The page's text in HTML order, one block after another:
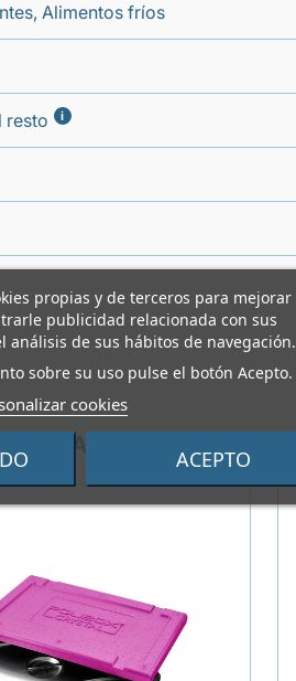
propias y de terceros para mejorar
publicidad relacionada con sus
análisis de sus hábitos de navegación.
sobre su uso pulse el botón Acepto.
cookies
ACEPTO
Alimentos fríos
resto i